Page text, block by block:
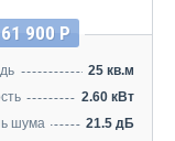
61 900 Р
25 кв.м
2.60 кВт
шума
21.5 дБ